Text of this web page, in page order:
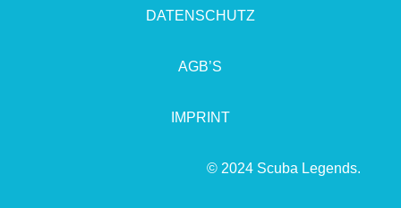
DATENSCHUTZ
AGB’S
IMPRINT
© 2024 Scuba Legends.